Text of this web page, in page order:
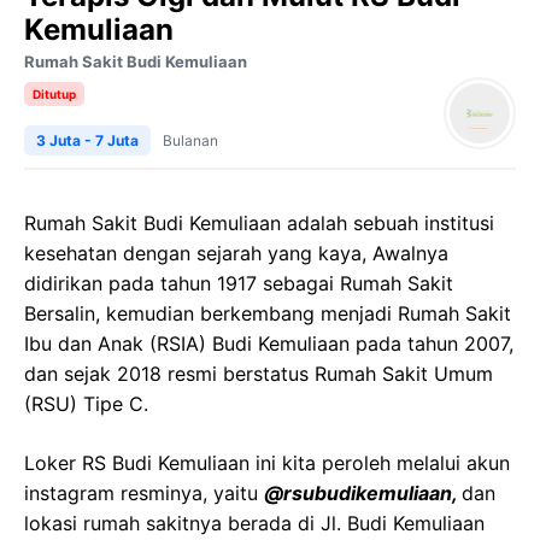
Kemuliaan
Rumah Sakit Budi Kemuliaan
Ditutup
3 Juta - 7 Juta Bulanan
Rumah Sakit Budi Kemuliaan adalah sebuah institusi
kesehatan dengan sejarah yang kaya, Awalnya
didirikan pada tahun 1917 sebagai Rumah Sakit
Bersalin, kemudian berkembang menjadi Rumah Sakit
Ibu dan Anak (RSIA) Budi Kemuliaan pada tahun 2007,
dan sejak 2018 resmi berstatus Rumah Sakit Umum
(RSU) Tipe C.
Loker RS Budi Kemuliaan ini kita peroleh melalui akun
instagram resminya, yaitu @rsubudikemuliaan, dan
lokasi rumah sakitnya berada di Jl. Budi Kemuliaan